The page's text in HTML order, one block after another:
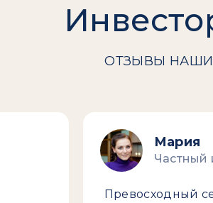
ОТЗЫВЫ
Мария
Частный
Превосходный